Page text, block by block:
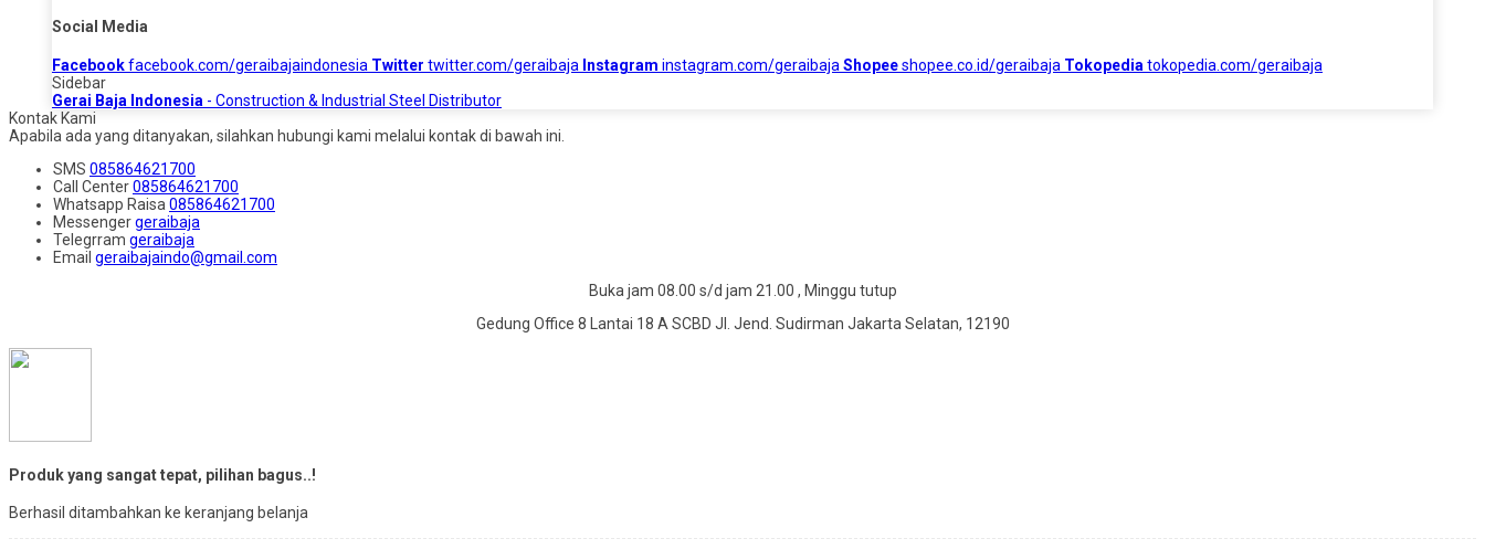
Social Media
Facebookfacebook.com/geraibajaindonesia Twitter twitter.com/geraibaja Instagram instagram.com/geraibaja Shopeeshopee.co.id/geraibaja Tokopedia tokopedia.com/geraibaja
Sidebar
Gerai Baja Indonesia - Construction & Industrial Steel Distributor
Kontak Kami
Apabila ada yang ditanyakan, silahkan hubungi kami melalui kontak di bawah ini.
SMS 085864621700
Call Center085864621700
Whatsapp Raisa 085864621700
Messengergeraibaja
Telegrram geraibaja
Email geraibajaindo@gmail.com
Buka jam 08.00 s/d jam 21.00 , Minggu tutup
Gedung Office 8 Lantai 18 A SCBD Jl. Jend. Sudirman Jakarta Selatan, 12190
Produk yang sangat tepat, pilihan bagus..!
Berhasil ditambahkan ke keranjang belanja